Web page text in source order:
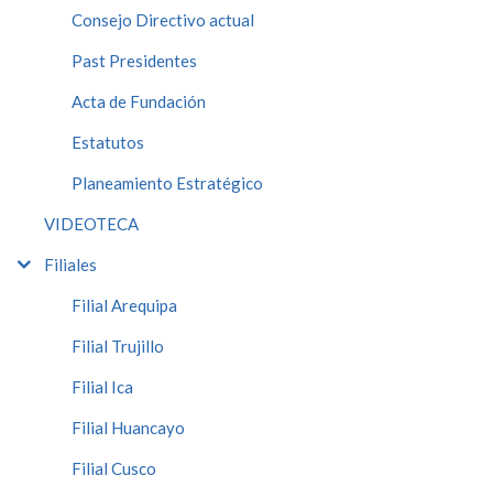
Consejo Directivo actual
Past Presidentes
Acta de Fundación
Estatutos
Planeamiento Estratégico
VIDEOTECA
Filiales
Filial Arequipa
Filial Trujillo
Filial Ica
Filial Huancayo
Filial Cusco